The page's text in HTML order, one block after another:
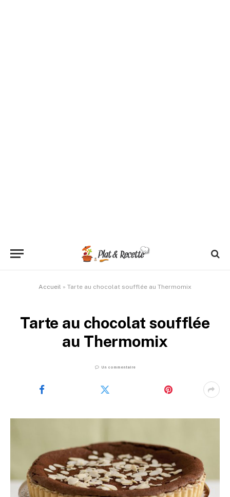
Accueil » Tarte au chocolat soufflée au Thermomix
Tarte au chocolat soufflée
au Thermomix
Un commentaire